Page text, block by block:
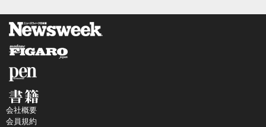
会社概要
会員規約